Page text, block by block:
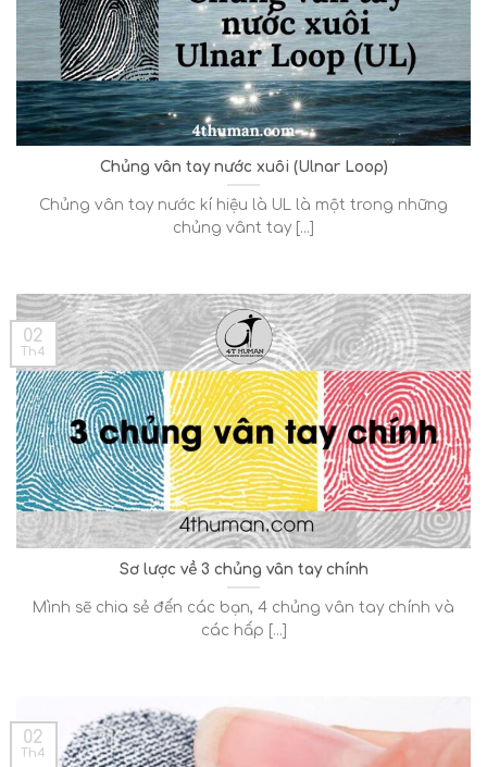
Chủng vân tay nước xuôi (Ulnar Loop)
Chủng vân tay nước kí hiệu là UL là một trong những
chủng vânt tay [...]
Sơ lược về 3 chủng vân tay chính
Mình sẽ chia sẻ đến các bạn, 4 chủng vân tay chính và
các hấp [...]
02
Th4
02
Th4